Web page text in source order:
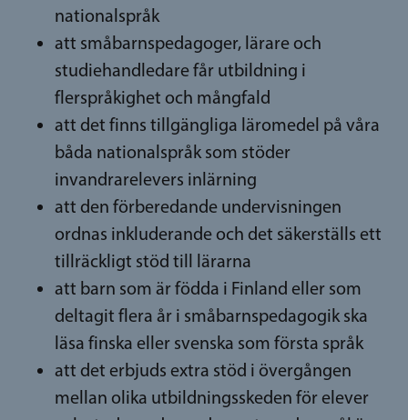
nationalspråk
att småbarnspedagoger, lärare och
studiehandledare får utbildning i
flerspråkighet och mångfald
att det finns tillgängliga läromedel på våra
båda nationalspråk som stöder
invandrarelevers inlärning
att den förberedande undervisningen
ordnas inkluderande och det säkerställs ett
tillräckligt stöd till lärarna
att barn som är födda i Finland eller som
deltagit flera år i småbarnspedagogik ska
läsa finska eller svenska som första språk
att det erbjuds extra stöd i övergången
mellan olika utbildningsskeden för elever